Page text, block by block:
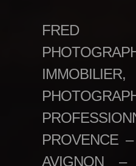
FRED
IMMOBILIER,
PROVENCE
AVIGNON